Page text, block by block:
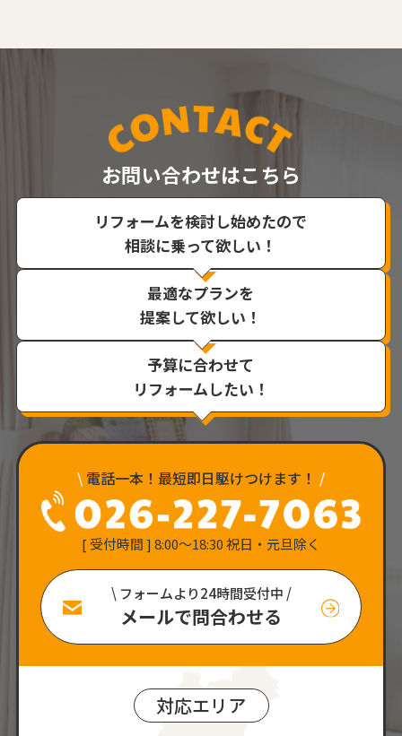
お問い合わせはこちら
リフォームを検討し始めたので
相談に乗って欲しい！
最適なプランを
提案して欲しい！
予算に合わせて
リフォームしたい！
\ 電話一本！最短即日駆けつけます！ /
[ 受付時間 ] 8:00〜18:30 祝日・元旦除く
\ フォームより24時間受付中 /
メールで問合わせる
対応エリア